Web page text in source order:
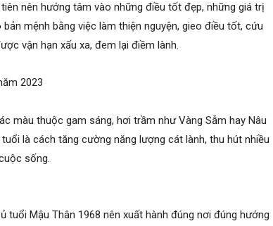
nên hướng tâm vào những điều tốt đẹp, những giá trị
mệnh bằng việc làm thiện nguyện, gieo điều tốt, cứu
vận hạn xấu xa, đem lại điềm lành.
2023
màu thuộc gam sáng, hơi trầm như Vàng Sẫm hay Nâu
là cách tăng cường năng lượng cát lành, thu hút nhiều
sống.
tuổi Mậu Thân 1968 nên xuất hành đúng nơi đúng hướng